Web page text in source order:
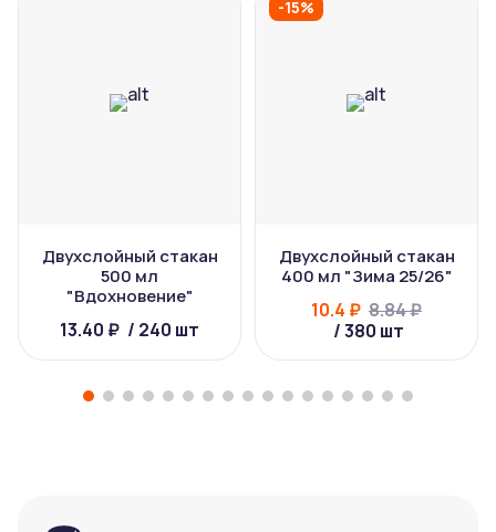
Двухслойный стакан
500 мл
"Вдохновение"
13.40 ₽ / 240 шт
-15%
Двухслойный стакан
400 мл "Зима 25/26"
10.4 ₽ 8.84 ₽
/ 380 шт